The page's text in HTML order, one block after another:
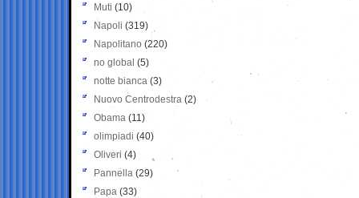
Muti (10)
Napoli (319)
Napolitano (220)
no global (5)
notte bianca (3)
Nuovo Centrodestra (2)
Obama (11)
olimpiadi (40)
Oliveri (4)
Pannella (29)
Papa (33)